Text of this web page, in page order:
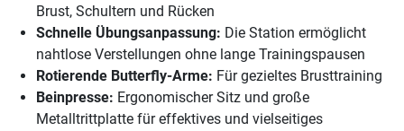
Brust, Schultern und Rücken
Schnelle Übungsanpassung: Die Station ermöglicht
nahtlose Verstellungen ohne lange Trainingspausen
Rotierende Butterfly-Arme: Für gezieltes Brusttraining
Beinpresse: Ergonomischer Sitz und große
Metalltrittplatte für effektives und vielseitiges